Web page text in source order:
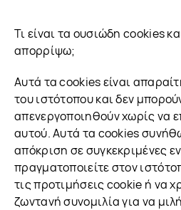
Τι είναι τα ουσιώδη cookies
απορρίψω;
Αυτά τα cookies είναι
του ιστότοπου και δεν
απενεργοποιηθούν χωρίς να
αυτού. Αυτά τα cookies
απόκριση σε συγκεκριμένες
πραγματοποιείτε στον
τις προτιμήσεις cookie ή να
ζωντανή συνομιλία για να